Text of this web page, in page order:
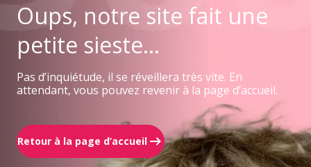
Oups, notre site fait une
petite sieste...
Pas d’inquiétude, il se réveillera très vite. En
attendant, vous pouvez revenir à la page d’accueil.
Retour à la page d’accueil